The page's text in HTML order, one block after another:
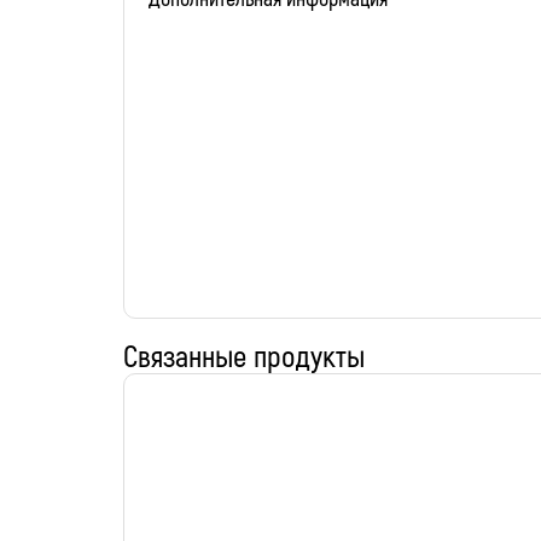
Связанные продукты